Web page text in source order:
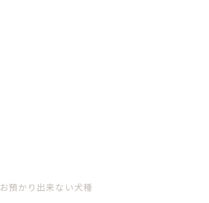
お預かり出来ない犬種